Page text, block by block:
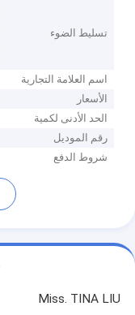
تسليط الضوء
اسم العلامة التجارية
الأسعار
الحد الأدنى لكمية
رقم الموديل
شروط الدفع
Miss. TINA LIU